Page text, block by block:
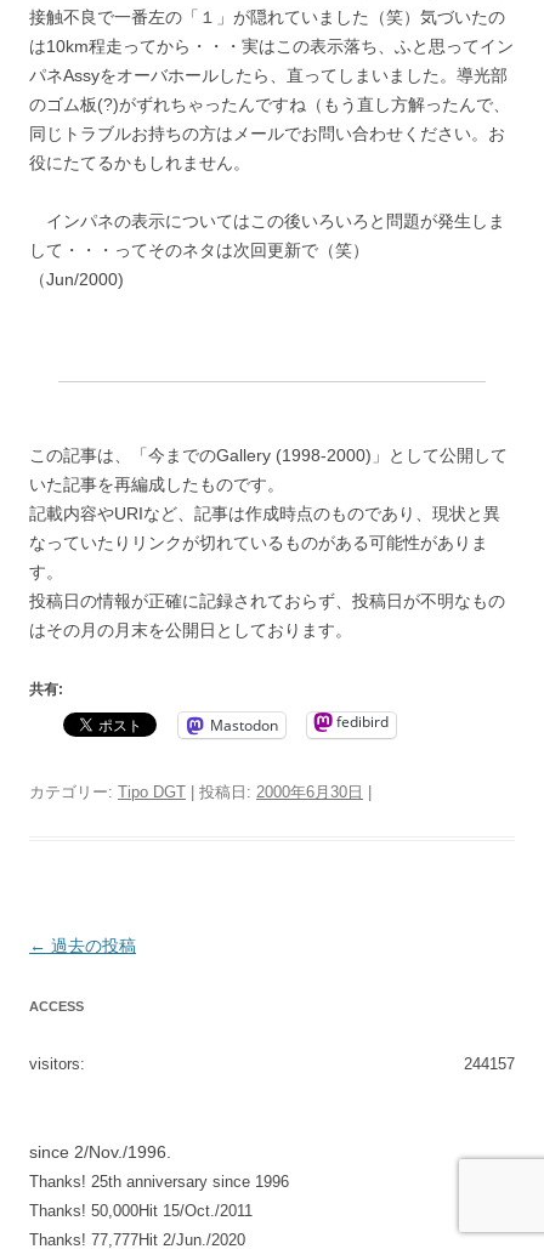
接触不良で一番左の「１」が隠れていました（笑）気づいたの
は10km程走ってから・・・実はこの表示落ち、ふと思ってイン
パネAssyをオーバホールしたら、直ってしまいました。導光部
のゴム板(?)がずれちゃったんですね（もう直し方解ったんで、
同じトラブルお持ちの方はメールでお問い合わせください。お
役にたてるかもしれません。
インパネの表示についてはこの後いろいろと問題が発生しま
して・・・ってそのネタは次回更新で（笑）
（Jun/2000)
この記事は、「今までのGallery (1998-2000)」として公開して
いた記事を再編成したものです。
記載内容やURIなど、記事は作成時点のものであり、現状と異
なっていたりリンクが切れているものがある可能性がありま
す。
投稿日の情報が正確に記録されておらず、投稿日が不明なもの
はその月の月末を公開日としております。
共有:
Mastodon fedibird
カテゴリー: Tipo DGT | 投稿日: 2000年6月30日 |
投
ナ
シ
ョ
ン
← 過去の投稿
ACCESS
244157
visitors:
since 2/Nov./1996.
Thanks! 25th anniversary since 1996
Thanks! 50,000Hit 15/Oct./2011
Thanks! 77,777Hit 2/Jun./2020